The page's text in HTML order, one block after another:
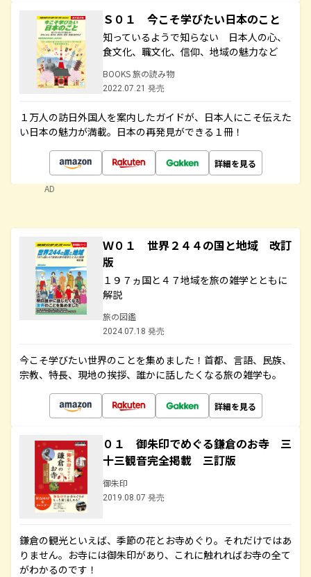
Ｓ０１ 今こそ学びたい日本のこと
知っているようで知らない 日本人の心、
食文化、職文化、信仰、地域の魅力など
BOOKS 旅の読み物
2022.07.21 発売
１万人の訪日外国人を案内したガイドが、日本人にこそ伝えた
い日本の魅力が満載。日本の再発見ができる１冊！
詳細を見る
AD
Ｗ０１ 世界２４４の国と地域 改訂
版
１９７ヵ国と４７地域を旅の雑学とともに
解説
旅の図鑑
2024.07.18 発売
今こそ学びたい世界のことを集めました！首都、言語、民族、
宗教、特長、現地の挨拶、誰かに話したくなる旅の雑学も。
詳細を見る
０１ 御朱印でめぐる鎌倉のお寺 三
十三観音完全掲載 三訂版
御朱印
2019.08.07 発売
鎌倉の観光といえば、季節の花とお寺めぐり。それだけではあ
りません。お寺には御朱印があり、これに触れればお寺の全て
がわかるのです！